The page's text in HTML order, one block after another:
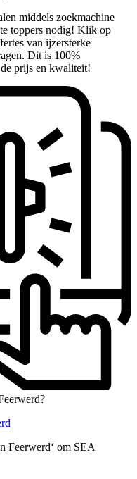
middels zoekmachine
toppers nodig! Klik op
van ijzersterke
Dit is 100%
prijs en kwaliteit!
Feerwerd‘ om SEA